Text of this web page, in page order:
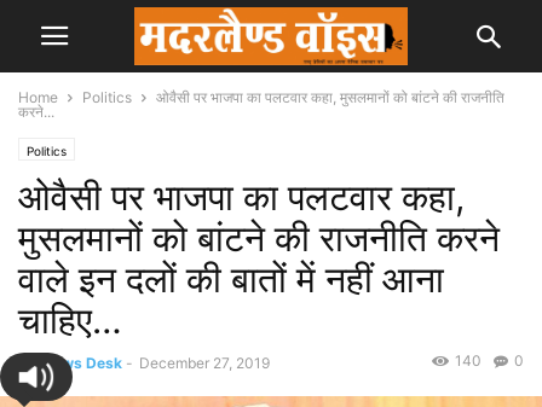
Home Politics
ओवैसी पर भाजपा का पलटवार कहा, मुसलमानों को बांटने की राजनीति
करने...
Politics
ओवैसी पर भाजपा का पलटवार कहा,
मुसलमानों को बांटने की राजनीति करने
वाले इन दलों की बातों में नहीं आना
चाहिए…
By News Desk - December 27, 2019 0
140